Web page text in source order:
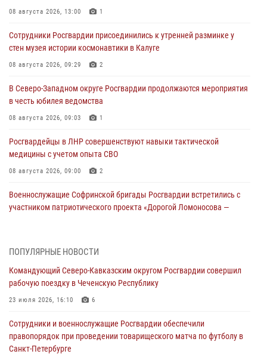
08 августа 2026, 13:00 1
Сотрудники Росгвардии присоединились к утренней разминке у
стен музея истории космонавтики в Калуге
08 августа 2026, 09:29 2
В Северо-Западном округе Росгвардии продолжаются мероприятия
в честь юбилея ведомства
08 августа 2026, 09:03 1
Росгвардейцы в ЛНР совершенствуют навыки тактической
медицины с учетом опыта СВО
08 августа 2026, 09:00 2
Военнослужащие Софринской бригады Росгвардии встретились с
участником патриотического проекта «Дорогой Ломоносова —
Кузбассе
08 августа 2026, 07:00
настольному теннису ко Дню физкультурника
08 августа 2026, 07:00
ПОПУЛЯРНЫЕ НОВОСТИ
Командующий Северо-Кавказским округом Росгвардии совершил
рабочую поездку в Чеченскую Республику
23 июля 2026, 16:10 6
Сотрудники и военнослужащие Росгвардии обеспечили
правопорядок при проведении товарищеского матча по футболу в
Санкт-Петербурге